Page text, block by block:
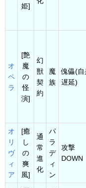
姫]
オ
ペ
ラ
[艶
魔
の
怪
演]
幻
獣
契
約
魔
族
傀儡(自
遅延)
オ
リ
ヴ
ィ
ア
[癒
し
の
爽
風]
通
常
進
化
パ
ラ
デ
ィ
ン
攻撃
DOWN